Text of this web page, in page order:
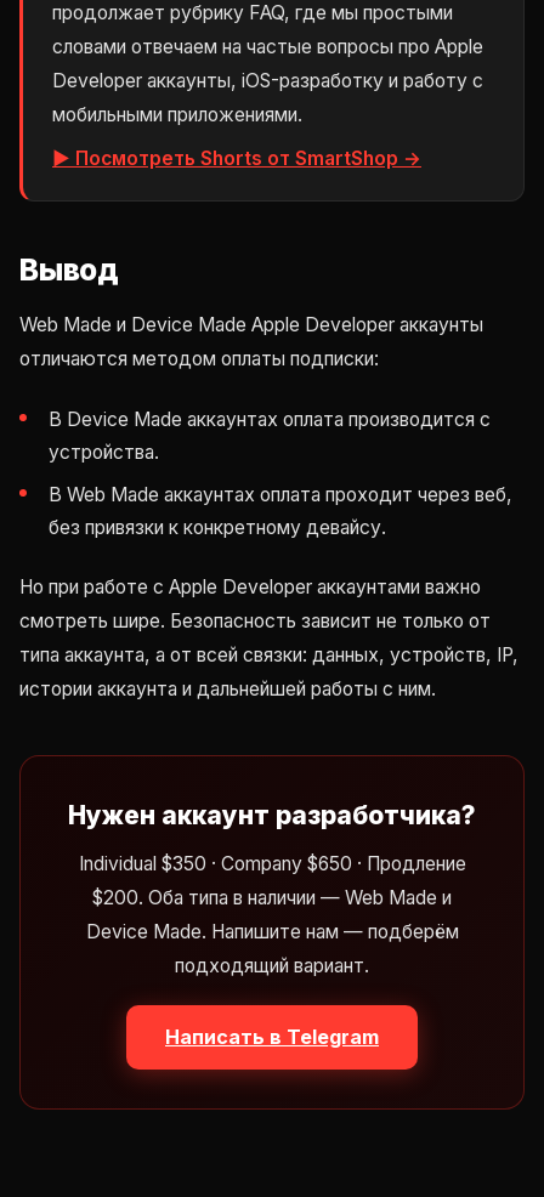
продолжает рубрику FAQ, где мы простыми
словами отвечаем на частые вопросы про Apple
Developer аккаунты, iOS-разработку и работу с
мобильными приложениями.
▶ Посмотреть Shorts от SmartShop →
Вывод
Web Made и Device Made Apple Developer аккаунты
отличаются методом оплаты подписки:
В Device Made аккаунтах оплата производится с
устройства.
В Web Made аккаунтах оплата проходит через веб,
без привязки к конкретному девайсу.
Но при работе с Apple Developer аккаунтами важно
смотреть шире. Безопасность зависит не только от
типа аккаунта, а от всей связки: данных, устройств, IP,
истории аккаунта и дальнейшей работы с ним.
Нужен аккаунт разработчика?
Individual $350 · Company $650 · Продление
$200. Оба типа в наличии — Web Made и
Device Made. Напишите нам — подберём
подходящий вариант.
Написать в Telegram